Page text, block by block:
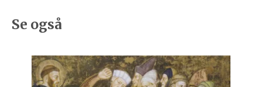
Se også